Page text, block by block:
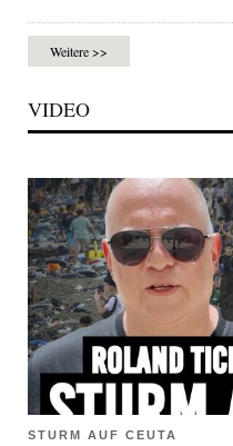
Weitere >>
VIDEO
STURM AUF CEUTA